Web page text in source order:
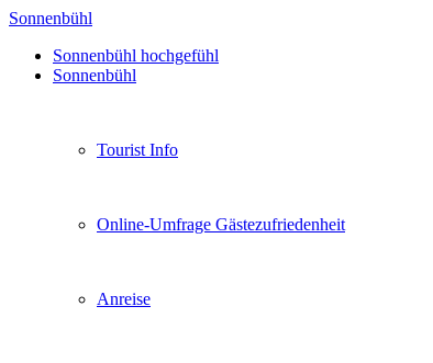
Sonnenbühl
Sonnenbühl hochgefühl
Sonnenbühl
Tourist Info
Online-Umfrage Gästezufriedenheit
Anreise